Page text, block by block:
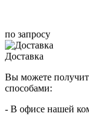
по запросу
Доставка
Вы можете
способами:
- В офисе нашей